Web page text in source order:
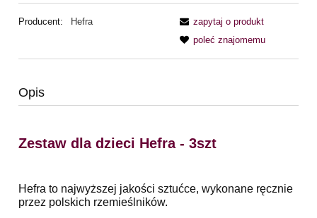
Producent: Hefra
zapytaj o produkt
poleć znajomemu
Opis
Zestaw dla dzieci Hefra - 3szt
Hefra to najwyższej jakości sztućce, wykonane ręcznie
przez polskich rzemieślników.